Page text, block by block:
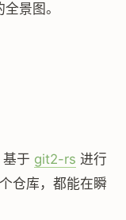
景图。
于 git2-rs 进行
仓库，都能在瞬